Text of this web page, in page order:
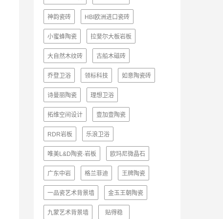
神韵瓷砖 HBI欧洲进口瓷砖
小蜜蜂陶瓷 拉斐尔大板岩板
大自然木纹砖 古船木磁砖
乔登卫浴 领标科技 如意陶瓷砖
诗曼丽陶瓷 理想卫浴
拓维空间设计 壹加壹陶瓷
RDR岩板 乐浪卫浴
唯美L&D陶瓷·岩板 欧玛尼微晶石
广东中岩 格兰菲迪 王牌陶瓷
一品瓷艺术背景墙 金玉王朝陶瓷
九蒙艺术背景墙 贴得稳